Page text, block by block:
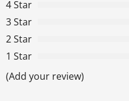
v
i
g
a
4 Star
3 Star
2 Star
1 Star
(Add your review)